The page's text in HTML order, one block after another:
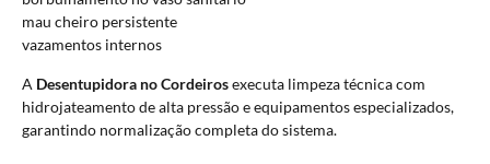
mau cheiro persistente
vazamentos internos
A Desentupidora no Cordeirosexecuta limpeza técnica com
hidrojateamento de alta pressão e equipamentos especializados,
garantindo normalização completa do sistema.